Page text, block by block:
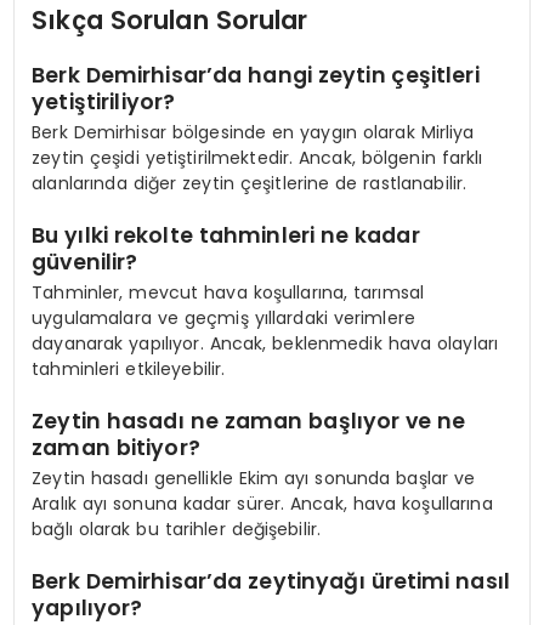
Sıkça Sorulan Sorular
Berk Demirhisar’da hangi zeytin çeşitleri
yetiştiriliyor?
Berk Demirhisar bölgesinde en yaygın olarak Mirliya
zeytin çeşidi yetiştirilmektedir. Ancak, bölgenin farklı
alanlarında diğer zeytin çeşitlerine de rastlanabilir.
Bu yılki rekolte tahminleri ne kadar
güvenilir?
Tahminler, mevcut hava koşullarına, tarımsal
uygulamalara ve geçmiş yıllardaki verimlere
dayanarak yapılıyor. Ancak, beklenmedik hava olayları
tahminleri etkileyebilir.
Zeytin hasadı ne zaman başlıyor ve ne
zaman bitiyor?
Zeytin hasadı genellikle Ekim ayı sonunda başlar ve
Aralık ayı sonuna kadar sürer. Ancak, hava koşullarına
bağlı olarak bu tarihler değişebilir.
Berk Demirhisar’da zeytinyağı üretimi nasıl
yapılıyor?